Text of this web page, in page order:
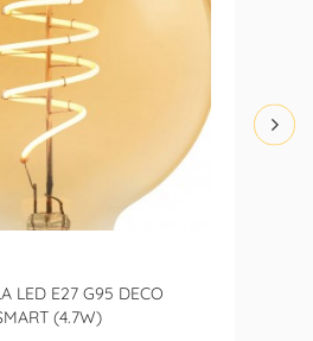
LED E27 G95 DECO
(4.7W)